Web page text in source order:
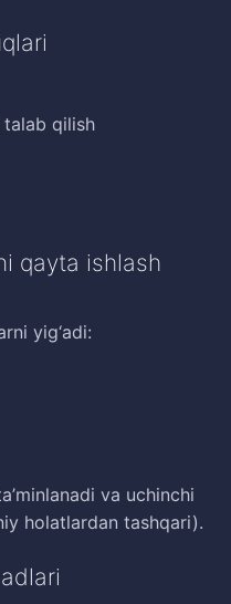
talab qilish
qayta ishlash
yig‘adi:
va uchinchi
holatlardan tashqari).